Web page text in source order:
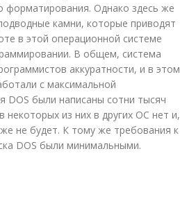
форматирования. Однако здесь же
камни, которые приводят
в этой операционной системе
В общем, система
аккуратности, и в этом
с максимальной
DOS были написаны сотни тысяч
некоторых из них в других ОС нет и,
не будет. К тому же требования к
DOS были минимальными.